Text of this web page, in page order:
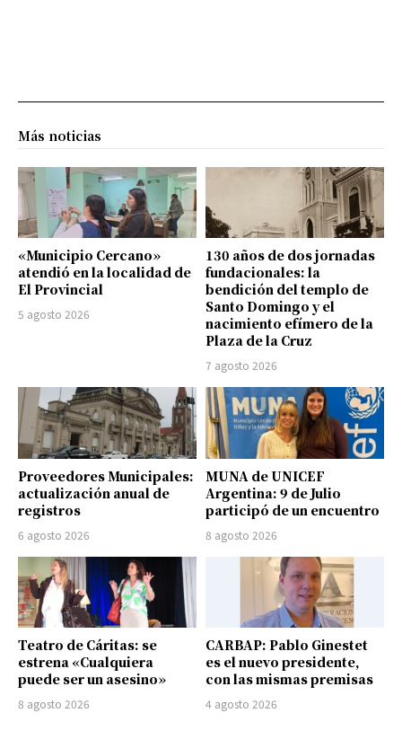
Más noticias
«Municipio Cercano»
atendió en la localidad de
El Provincial
5 agosto 2026
130 años de dos jornadas
fundacionales: la
bendición del templo de
Santo Domingo y el
nacimiento efímero de la
Plaza de la Cruz
7 agosto 2026
Proveedores Municipales:
actualización anual de
registros
6 agosto 2026
MUNA de UNICEF
Argentina: 9 de Julio
participó de un encuentro
8 agosto 2026
Teatro de Cáritas: se
estrena «Cualquiera
puede ser un asesino»
8 agosto 2026
CARBAP: Pablo Ginestet
es el nuevo presidente,
con las mismas premisas
4 agosto 2026